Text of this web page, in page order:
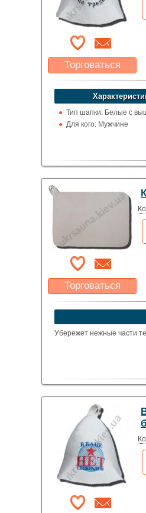
Торговаться
Какая цена Вас
устроит?
Указать цену
Тип шапки: Белые с
Для кого: Мужчине
Торговаться
Какая цена Вас
устроит?
Убережет нежные части